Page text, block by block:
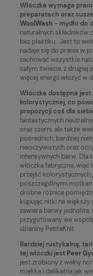
Włóczka wymaga
preparatach oraz
WoolWash - mydło do
naturalnych składników
bez plastiku. Jest to
nadaje się do prania w
zachować wszystkie
całym świecie, z drugiej
więcej energii włożyć
Włóczka dostępna
kolorystycznej, co
propozycji coś dla
fantastycznych
oraz czerni, ale także
pośrednich, bardziej
nieoczywistych oraz
intensywnych barw. Dla
włóczka fabryczna,
przejść
poszczególnymi
drobne różnice
kupując nitki na
zawiera barwy
przygotowany we
dzianiny PetiteKnit
Bardziej rustykalną,
tej włóczki jest Peer
jest zrobiony z wełny
miękka i delikatna jak